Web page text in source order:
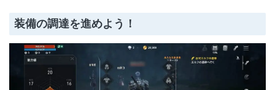
装備の調達を進めよう！